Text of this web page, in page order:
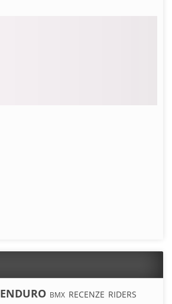
ENDURO BMX RECENZE RIDERS